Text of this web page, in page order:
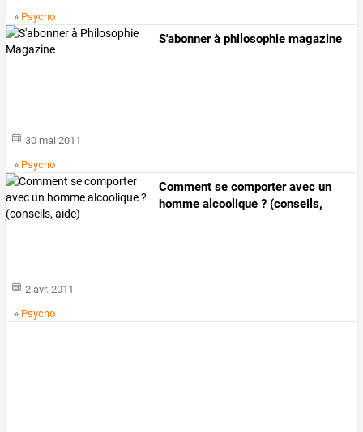
» Psycho
S'abonner à philosophie magazine
30 mai 2011
» Psycho
Comment se comporter avec un
homme alcoolique ? (conseils,
2 avr. 2011
» Psycho